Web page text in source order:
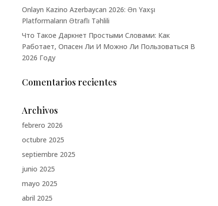
Onlayn Kazino Azerbaycan 2026: Ən Yaxşı
Platformaların Ətraflı Təhlili
Что Такое Даркнет Простыми Словами: Как
Работает, Опасен Ли И Можно Ли Пользоваться В
2026 Году
Comentarios recientes
Archivos
febrero 2026
octubre 2025
septiembre 2025
junio 2025
mayo 2025
abril 2025